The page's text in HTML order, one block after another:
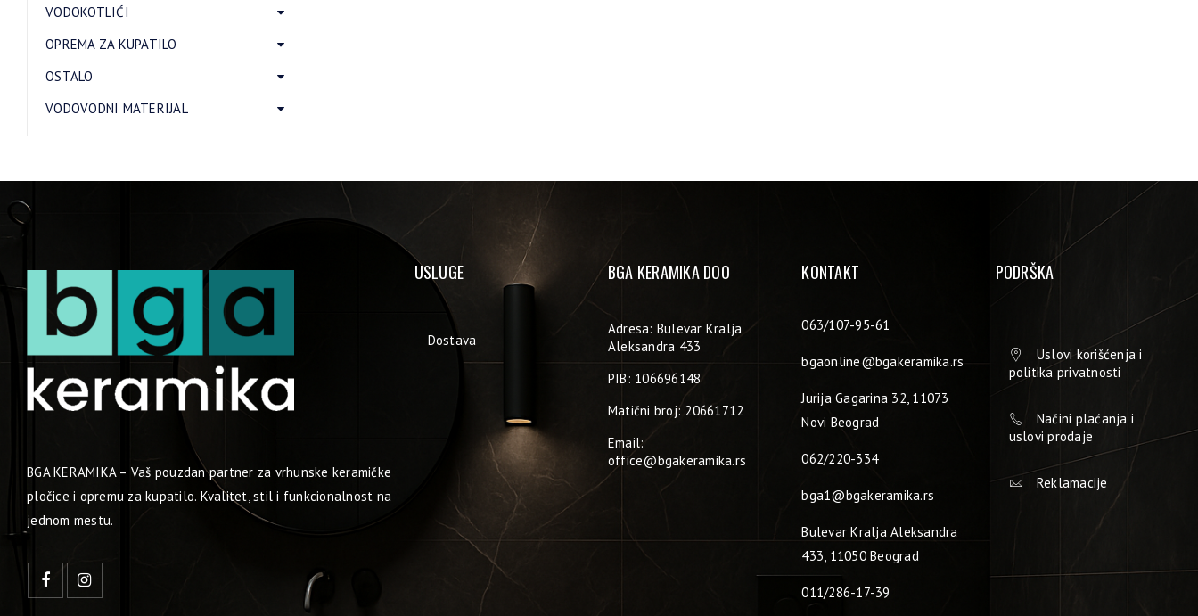
VODOKOTLIĆI
OPREMA ZA KUPATILO
OSTALO
VODOVODNI MATERIJAL
BGA KERAMIKA – Vaš pouzdan partner za vrhunske keramičke
pločice i opremu za kupatilo. Kvalitet, stil i funkcionalnost na
jednom mestu.
USLUGE
Dostava
BGA KERAMIKA DOO
Adresa: Bulevar Kralja
Aleksandra 433
PIB: 106696148
Matični broj: 20661712
Email:
office@bgakeramika.rs
KONTAKT
063/107-95-61
bgaonline@bgakeramika.rs
Jurija Gagarina 32, 11073
Novi Beograd
062/220-334
bga1@bgakeramika.rs
Bulevar Kralja Aleksandra
433, 11050 Beograd
011/286-17-39
PODRŠKA
Uslovi korišćenja i
politika privatnosti
Načini plaćanja i
uslovi prodaje
Reklamacije